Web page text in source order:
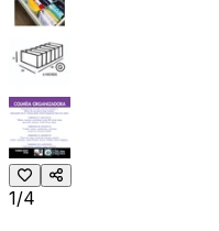
1/4